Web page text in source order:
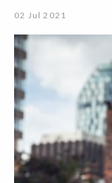
02 Jul 2021